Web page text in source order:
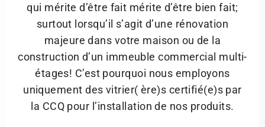
qui mérite d’être fait mérite d’être bien fait;
surtout lorsqu’il s’agit d’une rénovation
majeure dans votre maison ou de la
construction d’un immeuble commercial multi-
étages! C’est pourquoi nous employons
uniquement des vitrier( ère)s certifié(e)s par
la CCQ pour l’installation de nos produits.